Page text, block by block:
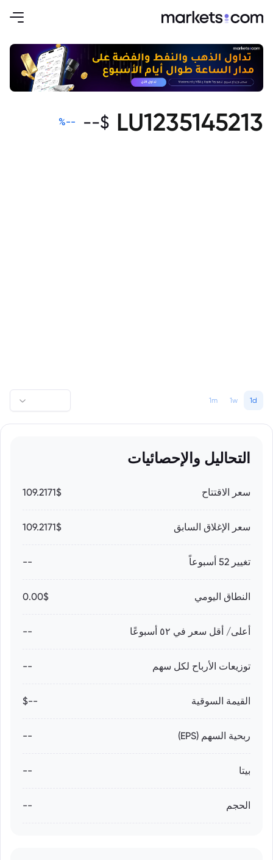
LU1235145213
$
--
--
%
1d
1w
1m
التحاليل والإحصائيات
سعر الاقتتاح 109.2171$
سعر الإغلاق السابق 109.2171$
تغيير 52 أسبوعاً --
النطاق اليومي 0.00$
أعلى/ أقل سعر في ٥٢ أسبوعًا --
توزيعات الأرباح لكل سهم --
القيمة السوقية --$
ربحية السهم (EPS) --
بيتا --
الحجم --